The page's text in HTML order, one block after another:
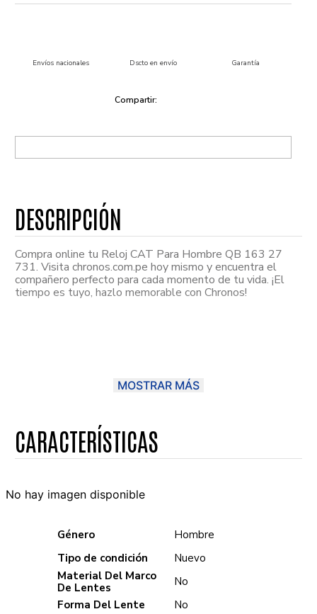
Envíos nacionales Dscto en envío Garantía
Compra online tu Reloj CAT Para Hombre QB 163 27
731. Visita chronos.com.pe hoy mismo y encuentra el
compañero perfecto para cada momento de tu vida. ¡El
tiempo es tuyo, hazlo memorable con Chronos!
MOSTRAR MÁS
No hay imagen disponible
Género
Hombre
Tipo de condición
Nuevo
Material Del Marco
De Lentes
No
Forma Del Lente
No